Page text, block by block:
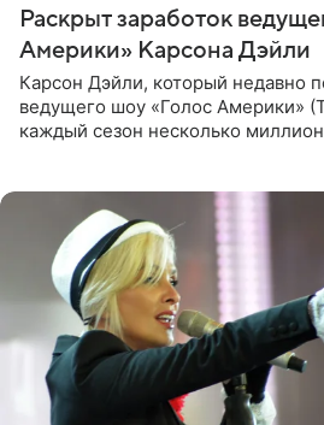
Раскрыт заработок
Америки» Карсона Дэйли
Карсон Дэйли, который недавно
ведущего шоу «Голос Америки»
каждый сезон несколько